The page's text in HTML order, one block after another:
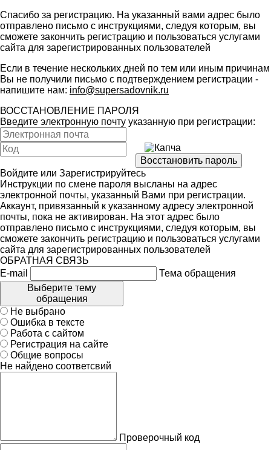
Спасибо за регистрацию. На указанный вами адрес было
отправлено письмо с инструкциями, следуя которым, вы
сможете закончить регистрацию и пользоваться услугами
сайта для зарегистрированных пользователей
Если в течение нескольких дней по тем или иным причинам
Вы не получили письмо с подтверждением регистрации -
напишите нам: info@supersadovnik.ru
ВОССТАНОВЛЕНИЕ ПАРОЛЯ
Введите электронную почту указанную при регистрации:
Войдите или Зарегистрируйтесь
Инструкции по смене пароля высланы на адрес
электронной почты, указанный Вами при регистрации.
Аккаунт, привязанный к указанному адресу электронной
почты, пока не активирован. На этот адрес было
отправлено письмо с инструкциями, следуя которым, вы
сможете закончить регистрацию и пользоваться услугами
сайта для зарегистрированных пользователей
ОБРАТНАЯ СВЯЗЬ
E-mail
Тема обращения
Выберите тему
обращения
Не выбрано
Ошибка в тексте
Работа с сайтом
Регистрация на сайте
Общие вопросы
Не найдено соответсвий
Проверочный код